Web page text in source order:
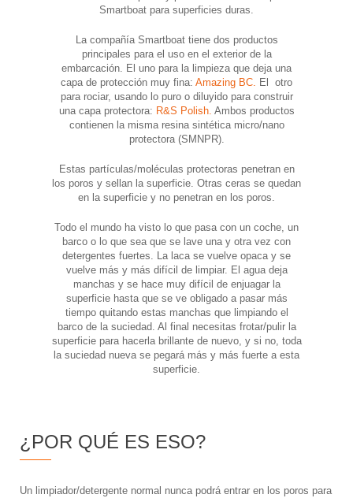
Smartboat para superficies duras.
La compañía Smartboat tiene dos productos
principales para el uso en el exterior de la
embarcación. El uno para la limpieza que deja una
capa de protección muy fina: Amazing BC. El otro
para rociar, usando lo puro o diluyido para construir
una capa protectora: R&S Polish. Ambos productos
contienen la misma resina sintética micro/nano
protectora (SMNPR).
Estas partículas/moléculas protectoras penetran en
los poros y sellan la superficie. Otras ceras se quedan
en la superficie y no penetran en los poros.
Todo el mundo ha visto lo que pasa con un coche, un
barco o lo que sea que se lave una y otra vez con
detergentes fuertes. La laca se vuelve opaca y se
vuelve más y más difícil de limpiar. El agua deja
manchas y se hace muy difícil de enjuagar la
superficie hasta que se ve obligado a pasar más
tiempo quitando estas manchas que limpiando el
barco de la suciedad. Al final necesitas frotar/pulir la
superficie para hacerla brillante de nuevo, y si no, toda
la suciedad nueva se pegará más y más fuerte a esta
superficie.
¿POR QUÉ ES ESO?
Un limpiador/detergente normal nunca podrá entrar en los poros para